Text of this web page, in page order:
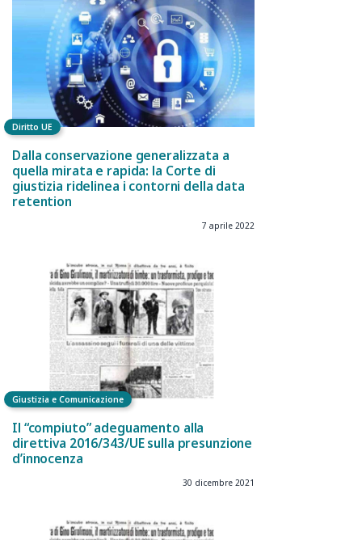
Diritto UE
Dalla conservazione generalizzata a
quella mirata e rapida: la Corte di
giustizia ridelinea i contorni della data
retention
7 aprile 2022
Giustizia e Comunicazione
Il “compiuto” adeguamento alla
direttiva 2016/343/UE sulla presunzione
d’innocenza
30 dicembre 2021